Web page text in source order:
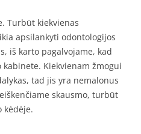
Turbūt kiekvienas
apsilankyti odontologijos
iš karto pagalvojame, kad
Kiekvienam žmogui
tad jis yra nemalonus
skausmo, turbūt
kėdėje.